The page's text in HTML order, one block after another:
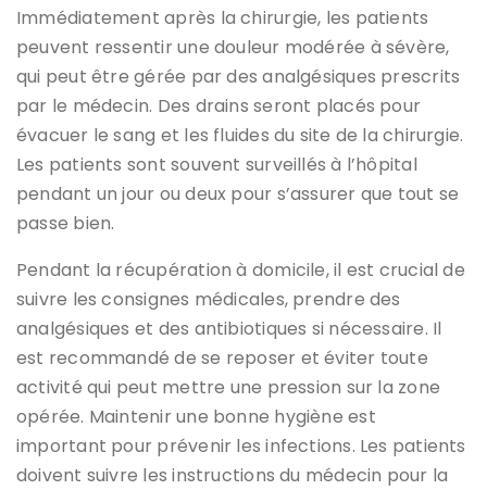
Immédiatement après la chirurgie, les patients
peuvent ressentir une douleur modérée à sévère,
qui peut être gérée par des analgésiques prescrits
par le médecin. Des drains seront placés pour
évacuer le sang et les fluides du site de la chirurgie.
Les patients sont souvent surveillés à l’hôpital
pendant un jour ou deux pour s’assurer que tout se
passe bien.
Pendant la récupération à domicile, il est crucial de
suivre les consignes médicales, prendre des
analgésiques et des antibiotiques si nécessaire. Il
est recommandé de se reposer et éviter toute
activité qui peut mettre une pression sur la zone
opérée. Maintenir une bonne hygiène est
important pour prévenir les infections. Les patients
doivent suivre les instructions du médecin pour la